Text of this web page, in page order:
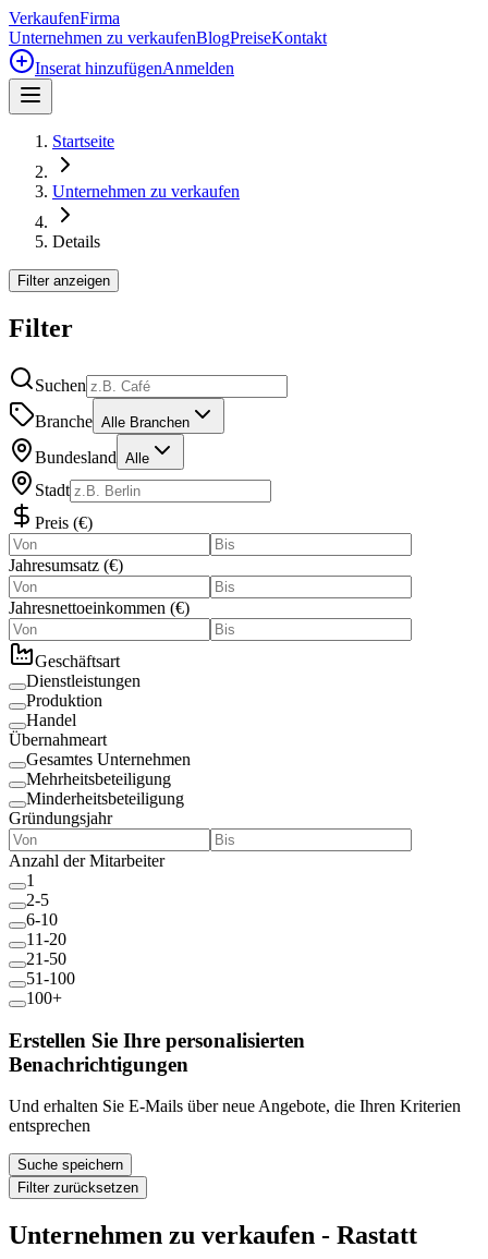
VerkaufenFirma
Unternehmen zu verkaufenBlogPreiseKontakt
Inserat hinzufügenAnmelden
Startseite
Unternehmen zu verkaufen
Details
Filter anzeigen
Filter
Suchen
Branche Alle Branchen
Bundesland Alle
Stadt
Preis (€)
Jahresumsatz (€)
Jahresnettoeinkommen (€)
Geschäftsart
Dienstleistungen
Produktion
Handel
Übernahmeart
Gesamtes Unternehmen
Mehrheitsbeteiligung
Minderheitsbeteiligung
Gründungsjahr
Anzahl der Mitarbeiter
1
2-5
6-10
11-20
21-50
51-100
100+
Erstellen Sie Ihre personalisierten
Benachrichtigungen
Und erhalten Sie E-Mails über neue Angebote, die Ihren Kriterien
entsprechen
Suche speichern
Filter zurücksetzen
Unternehmen zu verkaufen - Rastatt